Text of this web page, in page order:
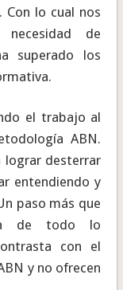
Con lo cual nos
de
superado los
el trabajo al
ABN.
lograr desterrar
entendiendo y
paso más que
de todo lo
con el
y no ofrecen